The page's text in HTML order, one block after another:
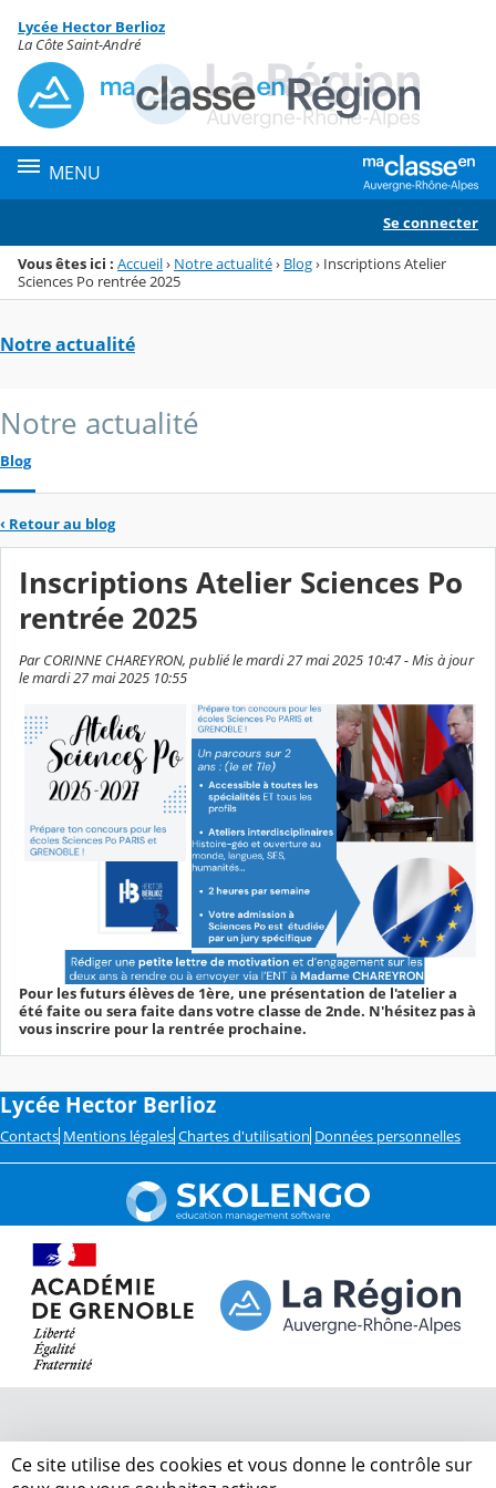
Menu de la rubrique
Contenu
Lycée Hector Berlioz
La Côte Saint-André
MENU
Se connecter
Vous êtes ici : Accueil› Notre actualité› Blog› Inscriptions Atelier
Sciences Po rentrée 2025
Notre actualité
Notre actualité
Blog
‹ Retour au blog
Inscriptions Atelier Sciences Po
rentrée 2025
Par CORINNE CHAREYRON, publié le mardi 27 mai 2025 10:47 - Mis à jour
le mardi 27 mai 2025 10:55
Pour les futurs élèves de 1ère, une présentation de l'atelier a
été faite ou sera faite dans votre classe de 2nde. N'hésitez pas à
vous inscrire pour la rentrée prochaine.
Lycée Hector Berlioz
Contacts Mentions légales Chartes d'utilisation Données personnelles
Ce site utilise des cookies et vous donne le contrôle sur